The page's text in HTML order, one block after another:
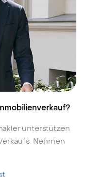
unterstützen
Nehmen